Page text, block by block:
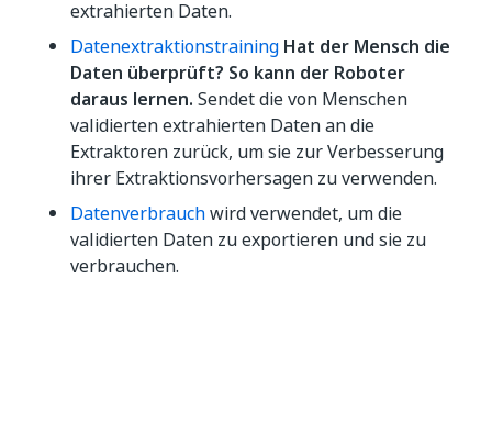
extrahierten Daten.
Datenextraktionstraining Hat der Mensch die
Daten überprüft? So kann der Roboter
daraus lernen. Sendet die von Menschen
validierten extrahierten Daten an die
Extraktoren zurück, um sie zur Verbesserung
ihrer Extraktionsvorhersagen zu verwenden.
Datenverbrauchwird verwendet, um die
validierten Daten zu exportieren und sie zu
verbrauchen.